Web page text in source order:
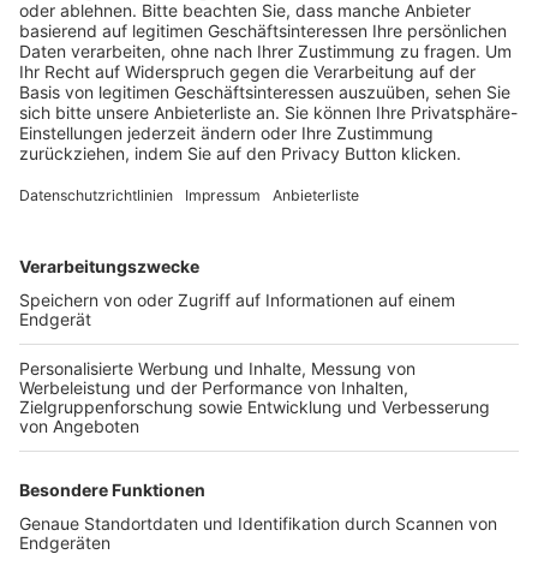
BFV-Geschäftsstellen
Trainerbörse
Login SpielPlus
FOLGE DEM BFV
TOP-VEREINE
TOP-PARTNER